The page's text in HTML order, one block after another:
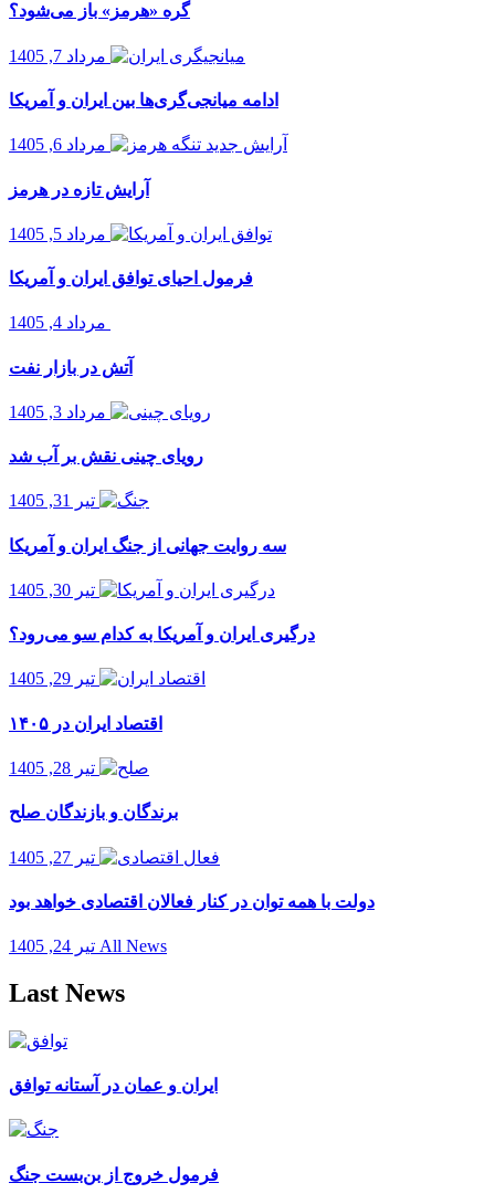
گره «هرمز» باز می‌شود؟
مرداد 7, 1405
ادامه میانجی‌گری‌ها بین ایران و آمریکا
مرداد 6, 1405
آرایش تازه در هرمز
مرداد 5, 1405
فرمول احیای توافق ایران و آمریکا
مرداد 4, 1405
آتش در بازار نفت
مرداد 3, 1405
رویای چینی نقش بر آب شد
تیر 31, 1405
سه روایت جهانی از جنگ ایران و آمریکا
تیر 30, 1405
درگیری ایران و آمریکا به کدام سو می‌رود؟
تیر 29, 1405
اقتصاد ایران در ۱۴۰۵
تیر 28, 1405
برندگان و بازندگان صلح
تیر 27, 1405
دولت با همه توان در کنار فعالان اقتصادی خواهد بود
تیر 24, 1405 All News
Last News
ایران و عمان در آستانه توافق
فرمول خروج از بن‌بست جنگ